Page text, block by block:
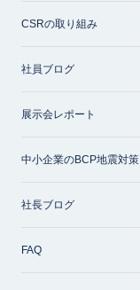
CSRの取り組み
社員ブログ
展示会レポート
中小企業のBCP地震対策
社長ブログ
FAQ